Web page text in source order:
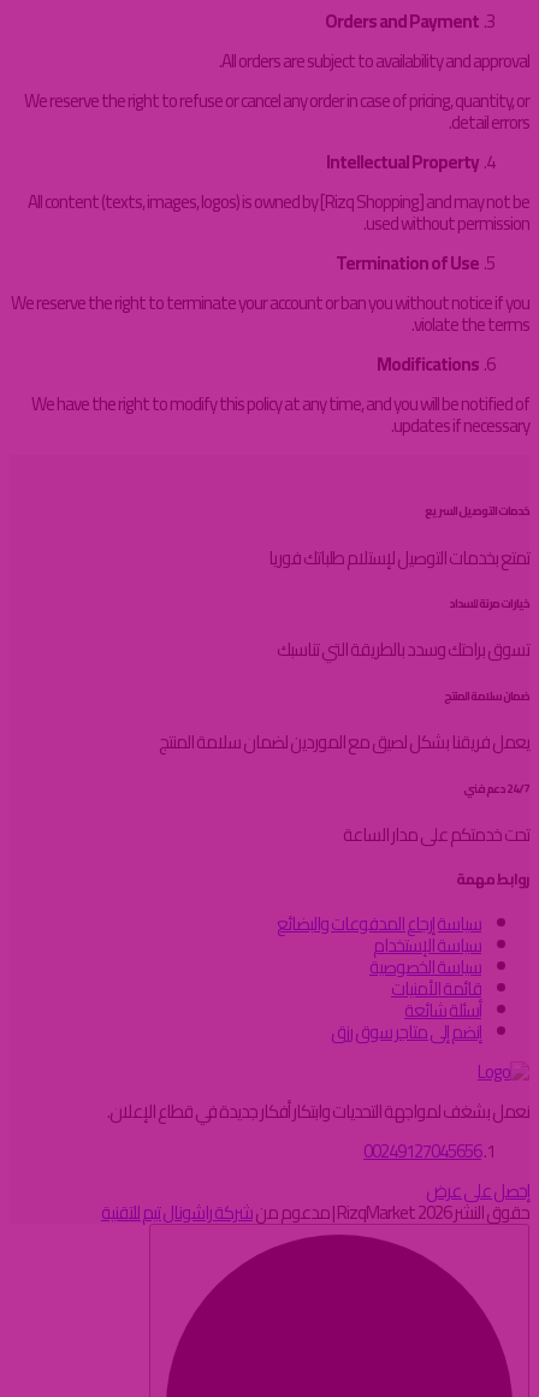
All orders are subject to availability and approval.
We reserve the right to refuse or cancel any order in case of pricing, quantity, or
detail errors.
All content (texts, images, logos) is owned by [Rizq Shopping] and may not be
used without permission.
We reserve the right to terminate your account or ban you without notice if you
violate the terms.
We have the right to modify this policy at any time, and you will be notified of
updates if necessary.
خدمات التوصيل السريع
تمتع بخدمات التوصيل لإستلام طلباتك فوريا
خيارات مرنة للسداد
تسوق براحتك وسدد بالطريقة التي تناسبك
ضمان سلامة المنتج
يعمل فريقنا بشكل لصيق مع الموردين لضمان سلامة المنتج
24/7 دعم فني
تحت خدمتكم على مدار الساعة
روابط مهمة
سياسة إرجاع المدفوعات والبضائع
سياسة الإستخدام
سياسة الخصوصية
قائمة الأمنيات
أسئلة شائعة
إنضم إلى متاجر سوق رزق
نعمل بشغف لمواجهة التحديات وابتكار أفكار جديدة في قطاع الإعلان.
00249127045656
إحصل على عرض
حقوق النشر 2026 RizqMarket | مدعوم من شركة راشونال تيم للتقنية